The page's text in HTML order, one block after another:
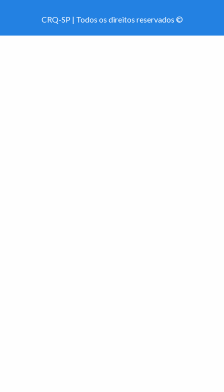
CRQ-SP | Todos os direitos reservados ©